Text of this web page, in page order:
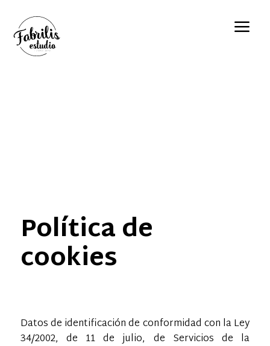
a
Política de
cookies
Datos de identificación de conformidad con la Ley
34/2002, de 11 de julio, de Servicios de la